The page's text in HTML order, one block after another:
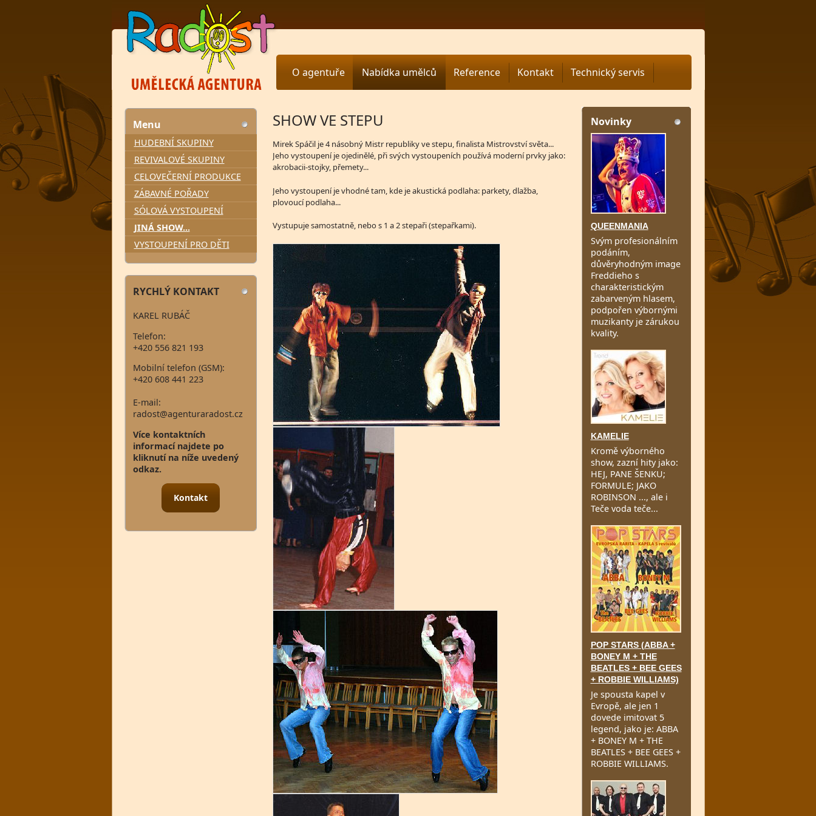
O agentuře Nabídka umělců Reference Kontakt Technický servis
Menu
HUDEBNÍ SKUPINY
REVIVALOVÉ SKUPINY
CELOVEČERNÍ PRODUKCE
ZÁBAVNÉ POŘADY
SÓLOVÁ VYSTOUPENÍ
JINÁ SHOW...
VYSTOUPENÍ PRO DĚTI
RYCHLÝ KONTAKT
KAREL RUBÁČ
Telefon:
+420 556 821 193
Mobilní telefon (GSM):
+420 608 441 223
E-mail:
radost@agenturaradost.cz
Více kontaktních
informací najdete po
kliknutí na níže uvedený
odkaz.
Kontakt
SHOW VE STEPU
Mirek Spáčil je 4 násobný Mistr republiky ve stepu, finalista Mistrovství světa...
Jeho vystoupení je ojedinělé, při svých vystoupeních používá moderní prvky jako:
akrobacii-stojky, přemety...
Jeho vystoupení je vhodné tam, kde je akustická podlaha: parkety, dlažba,
plovoucí podlaha...
Vystupuje samostatně, nebo s 1 a 2 stepaři (stepařkami).
Novinky
QUEENMANIA
Svým profesionálním
podáním,
důvěryhodným image
Freddieho s
charakteristickým
zabarveným hlasem,
podpořen výbornými
muzikanty je zárukou
kvality.
KAMELIE
Kromě výborného
show, zazní hity jako:
HEJ, PANE ŠENKU;
FORMULE; JAKO
ROBINSON ..., ale i
Teče voda teče...
POP STARS (ABBA +
BONEY M + THE
BEATLES + BEE GEES
+ ROBBIE WILLIAMS)
Je spousta kapel v
Evropě, ale jen 1
dovede imitovat 5
legend, jako je: ABBA
+ BONEY M + THE
BEATLES + BEE GEES +
ROBBIE WILLIAMS.